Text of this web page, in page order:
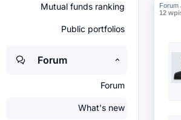
Mutual funds ranking
Public portfolios
Forum
Forum
What's new
Forum
12